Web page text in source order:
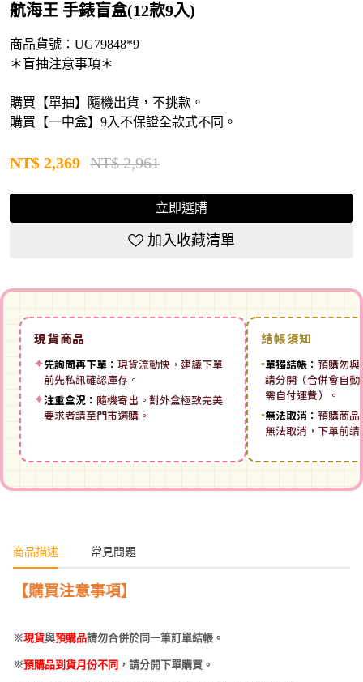
航海王 手錶盲盒(12款9入)
商品貨號：UG79848*9
＊盲抽注意事項＊
購買【單抽】隨機出貨，不挑款。
購買【一中盒】9入不保證全款式不同。
NT$ 2,369 NT$ 2,961
立即選購
加入收藏清單
現貨商品
✦先詢問再下單： 現貨流動快，建議下單
前先私訊確認庫存。
✦注重盒況： 隨機寄出。對外盒極致完美
要求者請至門市選購。
結帳須知
▪單獨結帳： 預購勿與
請分開（合併會自
需自付運費）。
▪無法取消： 預購商品
無法取消，下單前
商品描述 常見問題
【購買注意事項】
※現貨與預購品請勿合併於同一筆訂單結帳。
※預購品到貨月份不同 ，請分開下單購買。